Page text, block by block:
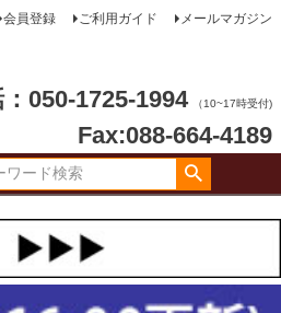
会員登録 ご利用ガイド メールマガジン
050-1725-1994 （10~17時受付)
Fax:088-664-4189